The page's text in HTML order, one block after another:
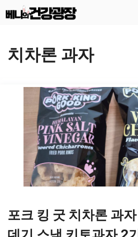
치차론 과자
포크 킹 굿 치차론 과